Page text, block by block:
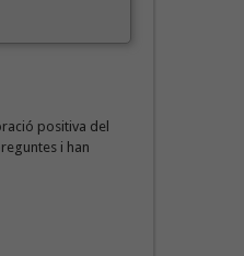
positiva del
i han